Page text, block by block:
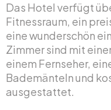
Das Hotel verfügt
Fitnessraum, ein
eine wunderschön
Zimmer sind mit
einem Fernseher,
Bademänteln und
ausgestattet.